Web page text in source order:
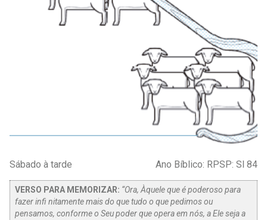
Sábado à tarde Ano Bíblico: RPSP: Sl 84
VERSO PARA MEMORIZAR: “Ora, Àquele que é poderoso para
fazer infi nitamente mais do que tudo o que pedimos ou
pensamos, conforme o Seu poder que opera em nós, a Ele seja a